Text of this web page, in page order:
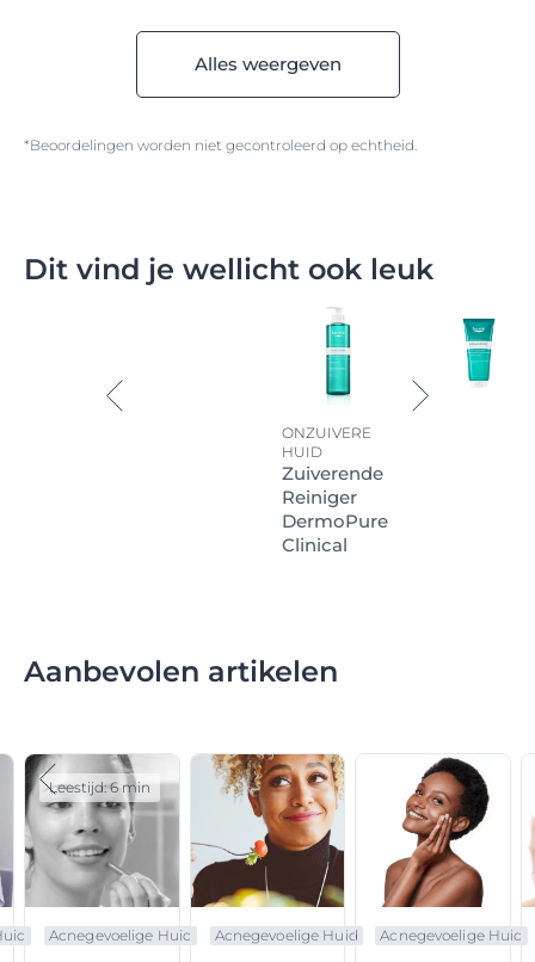
Alles weergeven
*Beoordelingen worden niet gecontroleerd op echtheid.
Dit vind je wellicht ook leuk
ONZUIVERE
HUID
Zuiverende
Reiniger
DermoPure
Clinical
Aanbevolen artikelen
Acnegevoelige Huid
Leestijd: 6 min
Acnegevoelige Huid Acnegevoelige Huid